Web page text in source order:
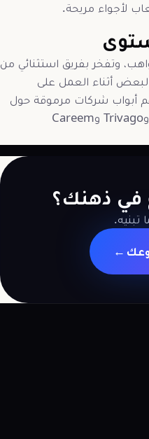
لأجواء مريحة.
وتفخر بفريق استثنائي من
أثناء العمل على
أبواب شركات مرموقة حول
العالم، منها Google وFacebook وTrivago وCareem
في ذهنك؟
تبنيه.
→